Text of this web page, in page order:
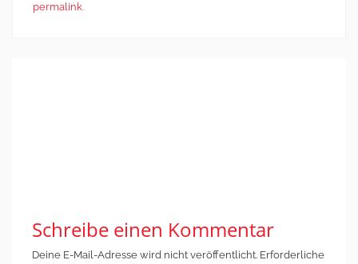
permalink.
Schreibe einen Kommentar
Deine E-Mail-Adresse wird nicht veröffentlicht. Erforderliche